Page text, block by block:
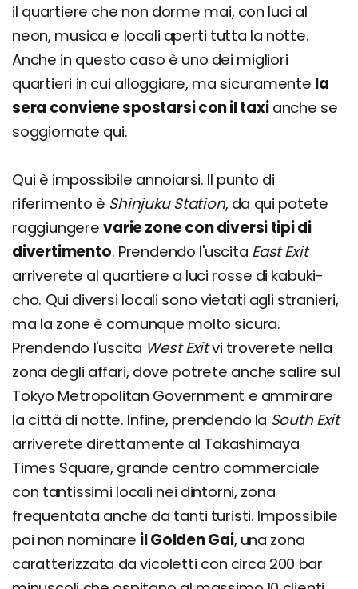
il quartiere che non dorme mai, con luci al
neon, musica e locali aperti tutta la notte.
Anche in questo caso è uno dei migliori
quartieri in cui alloggiare, ma sicuramente la
sera conviene spostarsi con il taxianche se
soggiornate qui.
Qui è impossibile annoiarsi. Il punto di
riferimento è Shinjuku Station, da qui potete
raggiungerevarie zone con diversi tipi di
divertimento. Prendendo l'uscita East Exit
arriverete al quartiere a luci rosse di kabuki-
cho. Qui diversi locali sono vietati agli stranieri,
ma la zone è comunque molto sicura.
Prendendo l'uscita West Exitvi troverete nella
zona degli affari, dove potrete anche salire sul
Tokyo Metropolitan Government e ammirare
la città di notte. Infine, prendendo la South Exit
arriverete direttamente al Takashimaya
Times Square, grande centro commerciale
con tantissimi locali nei dintorni, zona
frequentata anche da tanti turisti. Impossibile
poi non nominare il Golden Gai, una zona
caratterizzata da vicoletti con circa 200 bar